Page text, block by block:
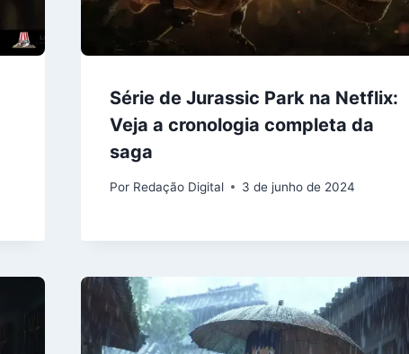
Série de Jurassic Park na Netflix:
Veja a cronologia completa da
saga
Por Redação Digital 3 de junho de 2024